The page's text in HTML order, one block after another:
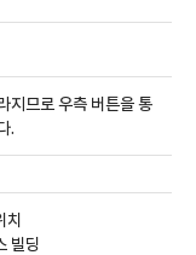
지므로 우측 버튼을 통
.
빌딩